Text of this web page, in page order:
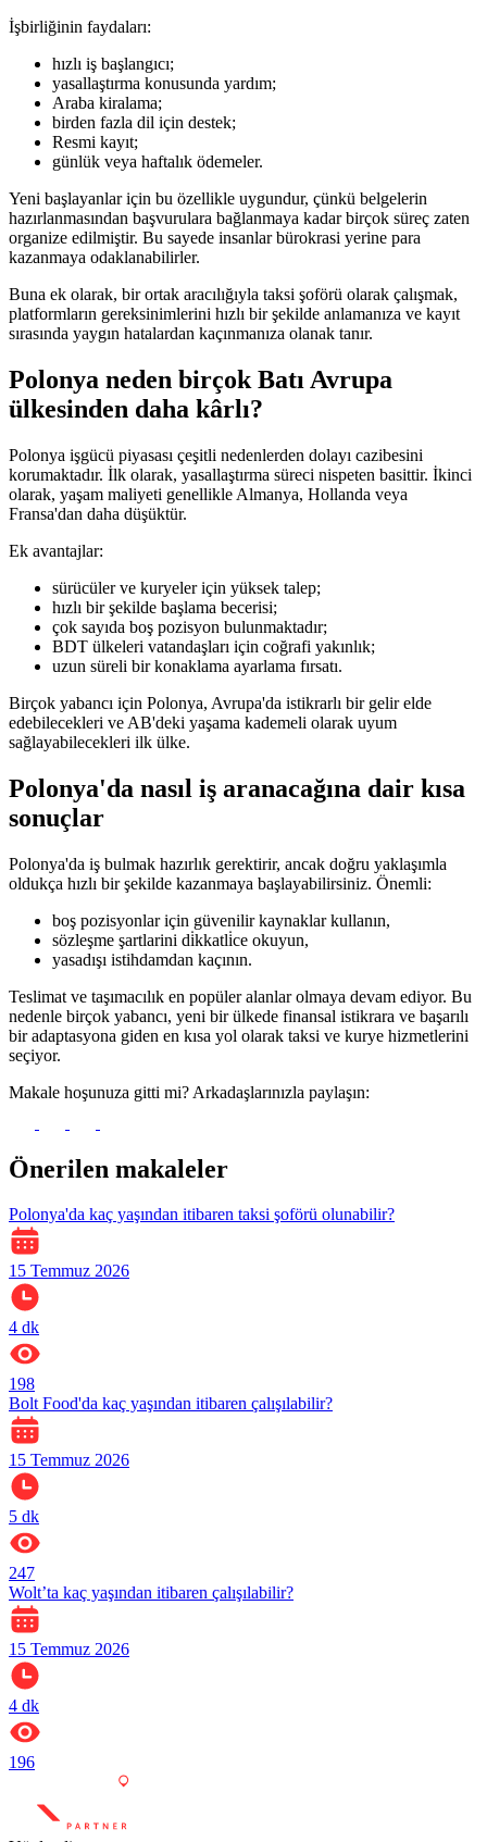
İşbirliğinin faydaları:
hızlı iş başlangıcı;
yasallaştırma konusunda yardım;
Araba kiralama;
birden fazla dil için destek;
Resmi kayıt;
günlük veya haftalık ödemeler.
Yeni başlayanlar için bu özellikle uygundur, çünkü belgelerin
hazırlanmasından başvurulara bağlanmaya kadar birçok süreç zaten
organize edilmiştir. Bu sayede insanlar bürokrasi yerine para
kazanmaya odaklanabilirler.
Buna ek olarak, bir ortak aracılığıyla taksi şoförü olarak çalışmak,
platformların gereksinimlerini hızlı bir şekilde anlamanıza ve kayıt
sırasında yaygın hatalardan kaçınmanıza olanak tanır.
Polonya neden birçok Batı Avrupa
ülkesinden daha kârlı?
Polonya işgücü piyasası çeşitli nedenlerden dolayı cazibesini
korumaktadır. İlk olarak, yasallaştırma süreci nispeten basittir. İkinci
olarak, yaşam maliyeti genellikle Almanya, Hollanda veya
Fransa'dan daha düşüktür.
Ek avantajlar:
sürücüler ve kuryeler için yüksek talep;
hızlı bir şekilde başlama becerisi;
çok sayıda boş pozisyon bulunmaktadır;
BDT ülkeleri vatandaşları için coğrafi yakınlık;
uzun süreli bir konaklama ayarlama fırsatı.
Birçok yabancı için Polonya, Avrupa'da istikrarlı bir gelir elde
edebilecekleri ve AB'deki yaşama kademeli olarak uyum
sağlayabilecekleri ilk ülke.
Polonya'da nasıl iş aranacağına dair kısa
sonuçlar
Polonya'da iş bulmak hazırlık gerektirir, ancak doğru yaklaşımla
oldukça hızlı bir şekilde kazanmaya başlayabilirsiniz. Önemli:
boş pozisyonlar için güvenilir kaynaklar kullanın,
sözleşme şartlarini di̇kkatli̇ce okuyun,
yasadışı istihdamdan kaçının.
Teslimat ve taşımacılık en popüler alanlar olmaya devam ediyor. Bu
nedenle birçok yabancı, yeni bir ülkede finansal istikrara ve başarılı
bir adaptasyona giden en kısa yol olarak taksi ve kurye hizmetlerini
seçiyor.
Makale hoşunuza gitti mi? Arkadaşlarınızla paylaşın:
Önerilen makaleler
Polonya'da kaç yaşından itibaren taksi şoförü olunabilir?
15 Temmuz 2026
4 dk
198
Bolt Food'da kaç yaşından itibaren çalışılabilir?
15 Temmuz 2026
5 dk
247
Wolt’ta kaç yaşından itibaren çalışılabilir?
15 Temmuz 2026
4 dk
196